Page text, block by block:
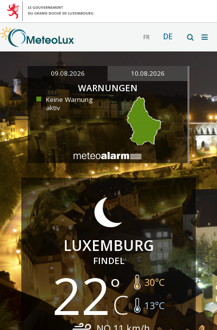
FR DE
09.08.2026 10.08.2026
WARNUNGEN
Keine Warnung
aktiv
LUXEMBURG
FINDEL
22 30°C
13°C